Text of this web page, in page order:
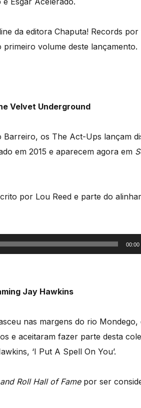
da editora Chaputa! Records
primeiro volume deste lançamento.
Velvet Underground
os The Act-Ups lançam
em 2015 e aparecem agora em
por Lou Reed e parte do
00:00
Jay Hawkins
nas margens do rio Mondego,
e aceitaram fazer parte desta
‘I Put A Spell On You’.
Roll Hall of Fame por ser